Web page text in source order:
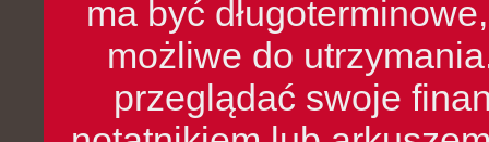
ma być
możliwe do
przeglądać swoje